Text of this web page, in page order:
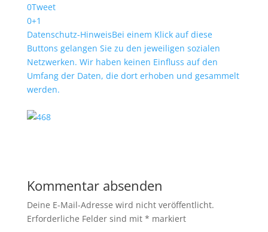
0Tweet
0+1
Datenschutz-HinweisBei einem Klick auf diese
Buttons gelangen Sie zu den jeweiligen sozialen
Netzwerken. Wir haben keinen Einfluss auf den
Umfang der Daten, die dort erhoben und gesammelt
werden.
Kommentar absenden
Deine E-Mail-Adresse wird nicht veröffentlicht.
Erforderliche Felder sind mit * markiert